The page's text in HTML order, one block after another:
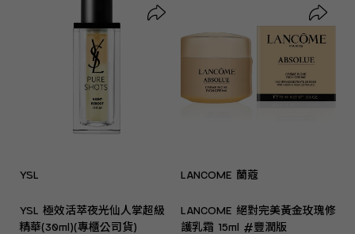
YSL
YSL 極效活萃夜光仙人掌超級
精華(30ml)(專櫃公司貨)
LANCOME 蘭蔻
LANCOME 絕對完美黃金玫瑰修
護乳霜 15ml #豐潤版